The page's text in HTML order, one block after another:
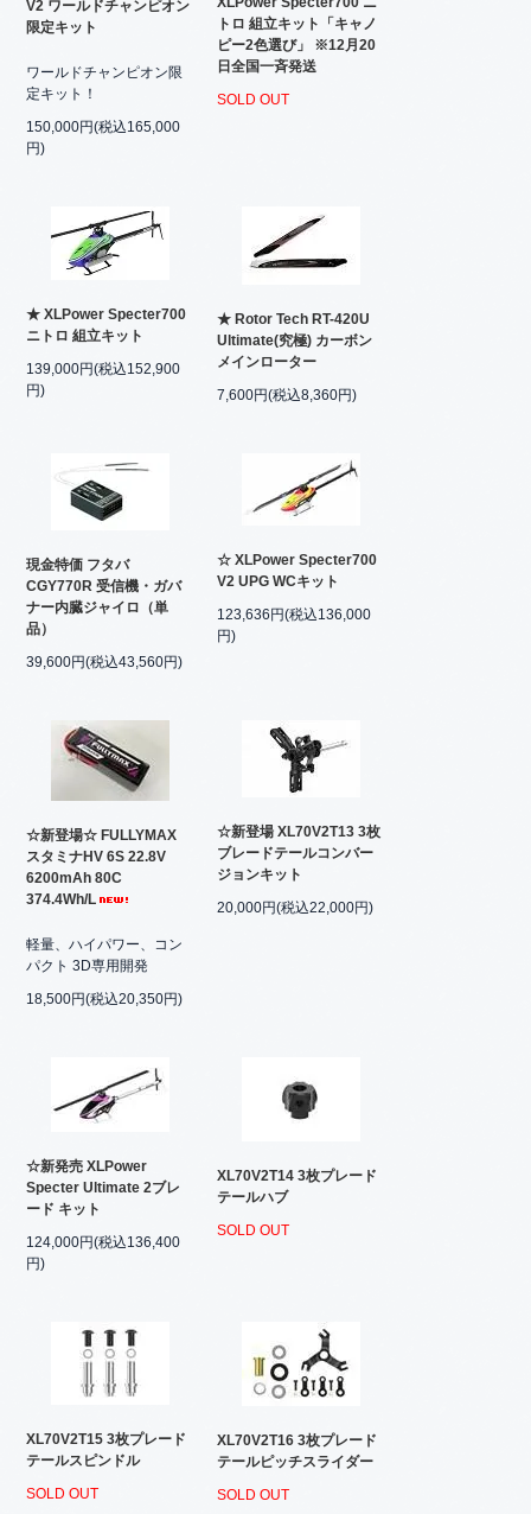
V2 ワールドチャンピオン
限定キット
ワールドチャンピオン限
定キット！
150,000円(税込165,000
円)
トロ 組立キット「キャノ
ピー2色選び」 ※12月20
日全国一斉発送
SOLD OUT
★ XLPower Specter700
ニトロ 組立キット
139,000円(税込152,900
円)
★ Rotor Tech RT-420U
Ultimate(究極) カーボン
メインローター
7,600円(税込8,360円)
現金特価 フタバ
CGY770R 受信機・ガバ
ナー内臓ジャイロ（単
品）
39,600円(税込43,560円)
☆ XLPower Specter700
V2 UPG WCキット
123,636円(税込136,000
円)
☆新登場☆ FULLYMAX
スタミナHV 6S 22.8V
6200mAh 80C
374.4Wh/L
軽量、ハイパワー、コン
パクト 3D専用開発
18,500円(税込20,350円)
☆新登場 XL70V2T13 3枚
ブレードテールコンバー
ジョンキット
20,000円(税込22,000円)
☆新発売 XLPower
Specter Ultimate 2ブレ
ード キット
124,000円(税込136,400
円)
XL70V2T14 3枚プレード
テールハブ
SOLD OUT
XL70V2T15 3枚プレード
テールスピンドル
SOLD OUT
XL70V2T16 3枚プレード
テールピッチスライダー
SOLD OUT